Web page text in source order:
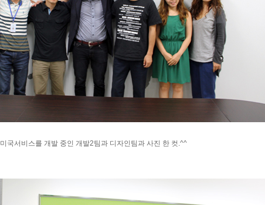
미국서비스를 개발 중인 개발2팀과 디자인팀과 사진 한 컷.^^